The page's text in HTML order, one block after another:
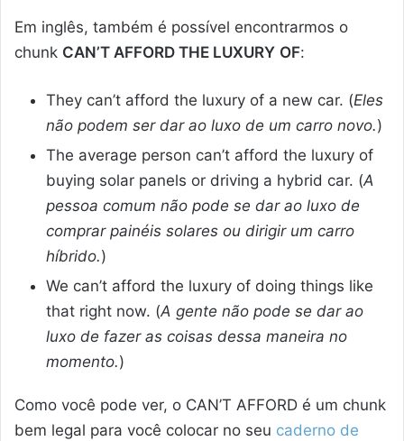
Em inglês, também é possível encontrarmos o
chunk CAN’T AFFORD THE LUXURY OF:
They can’t afford the luxury of a new car. (Eles
não podem ser dar ao luxo de um carro novo.)
The average person can’t afford the luxury of
buying solar panels or driving a hybrid car. (A
pessoa comum não pode se dar ao luxo de
comprar painéis solares ou dirigir um carro
híbrido.)
We can’t afford the luxury of doing things like
that right now. (A gente não pode se dar ao
luxo de fazer as coisas dessa maneira no
momento.)
Como você pode ver, o CAN’T AFFORD é um chunk
bem legal para você colocar no seu caderno de